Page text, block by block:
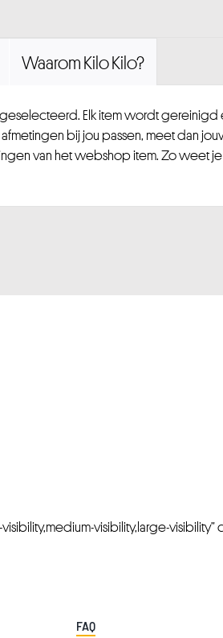
Waarom Kilo Kilo?
Elk item wordt gereinigd
bij jou passen, meet dan
van het webshop item. Zo weet
visibility,large-visibility”
FAQ